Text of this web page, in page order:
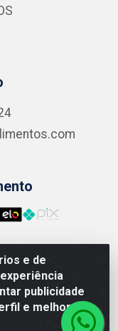
e de
publicidade
e melhorar a
ALIMENTICIOS
RJ -
03